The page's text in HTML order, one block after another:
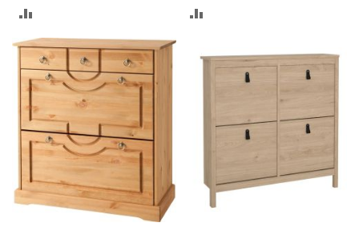
VÕRDLUSESSE